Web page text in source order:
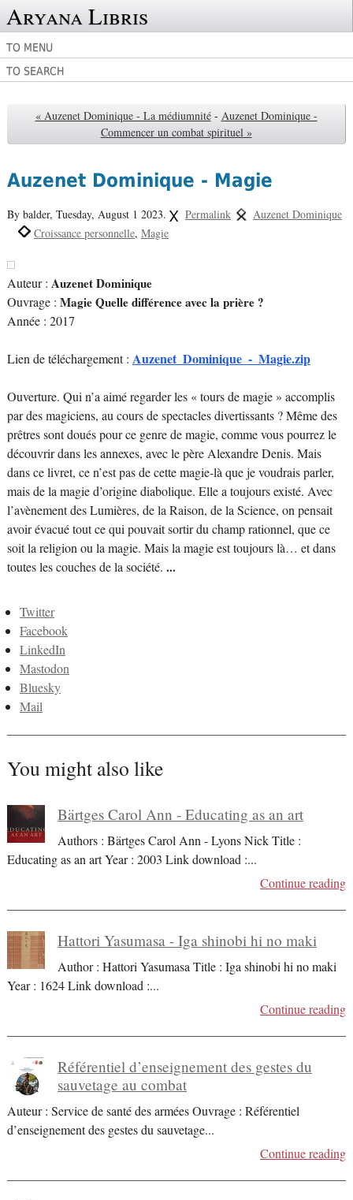
Aryana Libris
TO MENU
TO SEARCH
« Auzenet Dominique - La médiumnité - Auzenet Dominique -
Commencer un combat spirituel »
Auzenet Dominique - Magie
By balder, Tuesday, August 1 2023. Permalink
Auzenet Dominique
Croissance personnelle Magie
Auteur : Auzenet Dominique
Ouvrage : Magie Quelle différence avec la prière ?
Année : 2017
Lien de téléchargement : Auzenet_Dominique_-_Magie.zip
Ouverture. Qui n’a aimé regarder les « tours de magie » accomplis
par des magiciens, au cours de spectacles divertissants ? Même des
prêtres sont doués pour ce genre de magie, comme vous pourrez le
découvrir dans les annexes, avec le père Alexandre Denis. Mais
dans ce livret, ce n’est pas de cette magie-là que je voudrais parler,
mais de la magie d’origine diabolique. Elle a toujours existé. Avec
l’avènement des Lumières, de la Raison, de la Science, on pensait
avoir évacué tout ce qui pouvait sortir du champ rationnel, que ce
soit la religion ou la magie. Mais la magie est toujours là… et dans
toutes les couches de la société. ...
Twitter
Facebook
LinkedIn
Mastodon
Bluesky
Mail
You might also like
Bärtges Carol Ann - Educating as an art
Authors : Bärtges Carol Ann - Lyons Nick Title :
Educating as an art Year : 2003 Link download :...
Continue reading
Hattori Yasumasa - Iga shinobi hi no maki
Author : Hattori Yasumasa Title : Iga shinobi hi no maki
Year : 1624 Link download :...
Continue reading
Référentiel d’enseignement des gestes du
sauvetage au combat
Auteur : Service de santé des armées Ouvrage : Référentiel
d’enseignement des gestes du sauvetage...
Continue reading